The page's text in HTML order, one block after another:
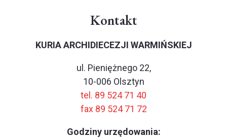
Kontakt
KURIA ARCHIDIECEZJI WARMIŃSKIEJ
ul. Pieniężnego 22,
10-006 Olsztyn
tel. 89 524 71 40
fax 89 524 71 72
Godziny urzędowania: